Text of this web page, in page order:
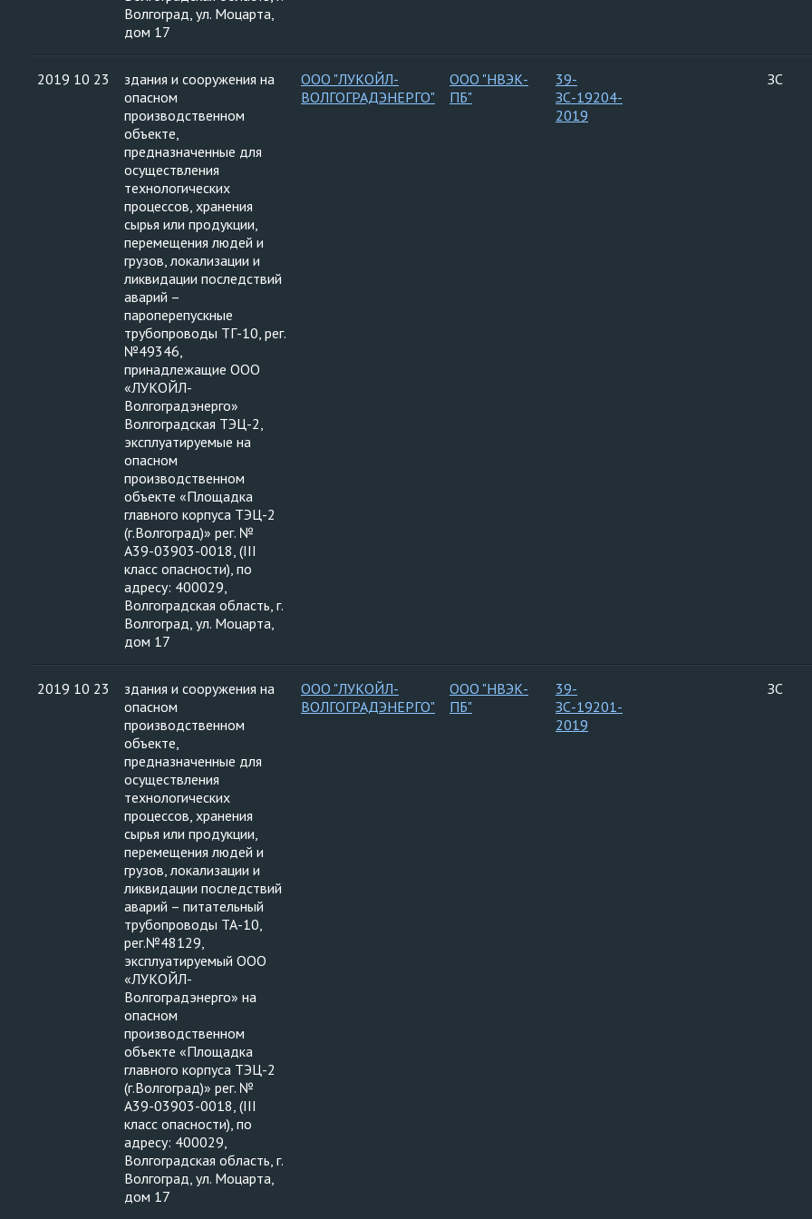
Волгоград, ул. Моцарта,
дом 17
2019 10 23
здания и сооружения на
опасном
производственном
объекте,
предназначенные для
осуществления
технологических
процессов, хранения
сырья или продукции,
перемещения людей и
грузов, локализации и
ликвидации последствий
аварий –
пароперепускные
трубопроводы ТГ-10, рег.
№49346,
принадлежащие ООО
«ЛУКОЙЛ-
Волгоградэнерго»
Волгоградская ТЭЦ-2,
эксплуатируемые на
опасном
производственном
объекте «Площадка
главного корпуса ТЭЦ-2
(г.Волгоград)» рег. №
А39-03903-0018, (III
класс опасности), по
адресу: 400029,
Волгоградская область, г.
Волгоград, ул. Моцарта,
дом 17
ООО "ЛУКОЙЛ-
ВОЛГОГРАДЭНЕРГО"
ООО "НВЭК-
ПБ"
39-
ЗС-19204-
2019
ЗС
2019 10 23
здания и сооружения на
опасном
производственном
объекте,
предназначенные для
осуществления
технологических
процессов, хранения
сырья или продукции,
перемещения людей и
грузов, локализации и
ликвидации последствий
аварий – питательный
трубопроводы ТА-10,
рег.№48129,
эксплуатируемый ООО
«ЛУКОЙЛ-
Волгоградэнерго» на
опасном
производственном
объекте «Площадка
главного корпуса ТЭЦ-2
(г.Волгоград)» рег. №
А39-03903-0018, (III
класс опасности), по
адресу: 400029,
Волгоградская область, г.
Волгоград, ул. Моцарта,
дом 17
ООО "ЛУКОЙЛ-
ВОЛГОГРАДЭНЕРГО"
ООО "НВЭК-
ПБ"
39-
ЗС-19201-
2019
ЗС